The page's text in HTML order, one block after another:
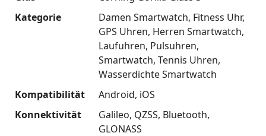
Kategorie
Damen Smartwatch Fitness Uhr
GPS Uhren Herren Smartwatch
Laufuhren Pulsuhren
Smartwatch Tennis Uhren
Wasserdichte Smartwatch
Kompatibilität
Android iOS
Konnektivität
Galileo QZSS Bluetooth
GLONASS